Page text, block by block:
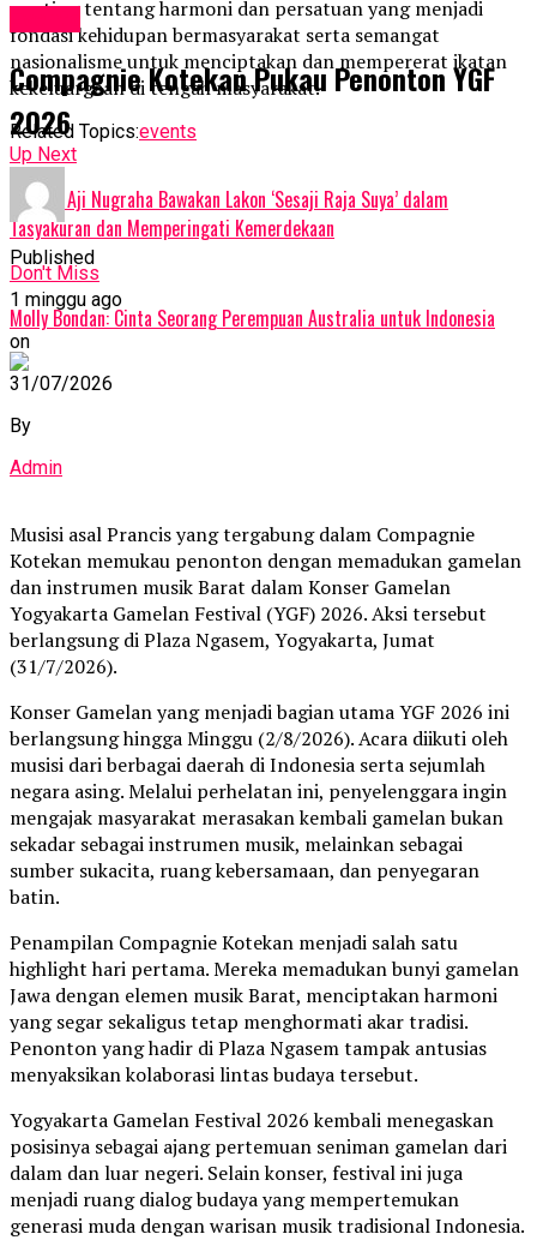
penting tentang harmoni dan persatuan yang menjadi
fondasi kehidupan bermasyarakat serta semangat
nasionalisme untuk menciptakan dan mempererat ikatan
kekeluargaan di tengah masyarakat.
Related Topics:events
Up Next
Ki Bayu Aji Nugraha Bawakan Lakon ‘Sesaji Raja Suya’ dalam
Tasyakuran dan Memperingati Kemerdekaan
Don't Miss
Molly Bondan: Cinta Seorang Perempuan Australia untuk Indonesia
Compagnie Kotekan Pukau Penonton YGF
2026
Published
1 minggu ago
on
31/07/2026
By
Admin
Musisi asal Prancis yang tergabung dalam Compagnie
Kotekan memukau penonton dengan memadukan gamelan
dan instrumen musik Barat dalam Konser Gamelan
Yogyakarta Gamelan Festival (YGF) 2026. Aksi tersebut
berlangsung di Plaza Ngasem, Yogyakarta, Jumat
(31/7/2026).
Konser Gamelan yang menjadi bagian utama YGF 2026 ini
berlangsung hingga Minggu (2/8/2026). Acara diikuti oleh
musisi dari berbagai daerah di Indonesia serta sejumlah
negara asing. Melalui perhelatan ini, penyelenggara ingin
mengajak masyarakat merasakan kembali gamelan bukan
sekadar sebagai instrumen musik, melainkan sebagai
sumber sukacita, ruang kebersamaan, dan penyegaran
batin.
Penampilan Compagnie Kotekan menjadi salah satu
highlight hari pertama. Mereka memadukan bunyi gamelan
Jawa dengan elemen musik Barat, menciptakan harmoni
yang segar sekaligus tetap menghormati akar tradisi.
Penonton yang hadir di Plaza Ngasem tampak antusias
menyaksikan kolaborasi lintas budaya tersebut.
Yogyakarta Gamelan Festival 2026 kembali menegaskan
posisinya sebagai ajang pertemuan seniman gamelan dari
dalam dan luar negeri. Selain konser, festival ini juga
menjadi ruang dialog budaya yang mempertemukan
generasi muda dengan warisan musik tradisional Indonesia.